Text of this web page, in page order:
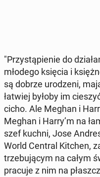
"Przy­stą­pie­nie do
młodego księcia i
są dobrze uro­dze­ni,
łatwiej byłoby im
cicho. Ale Meghan i
Meghan i Harry’m na
szef kuchni, Jose
World Central Kitchen,
trze­bu­ją­cym na całym
pra­cu­je z nim na